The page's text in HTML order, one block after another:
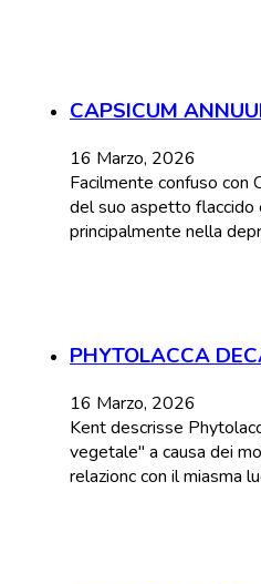
CAPSICUM
16 Marzo, 2026
Facilmente confuso con
del suo aspetto flaccido
principalmente nella
PHYTOLACCA
16 Marzo, 2026
Kent descrisse
vegetale" a causa dei
relazionc con il miasma